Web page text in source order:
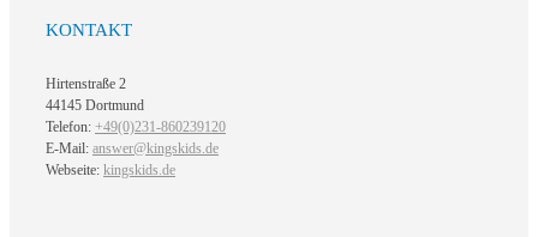
KONTAKT
Hirtenstraße 2
44145 Dortmund
Telefon: +49(0)231-860239120
E-Mail: answer@kingskids.de
Webseite: kingskids.de